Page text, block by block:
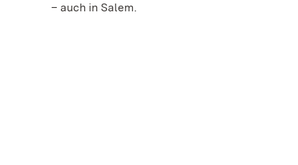
– auch in Salem.